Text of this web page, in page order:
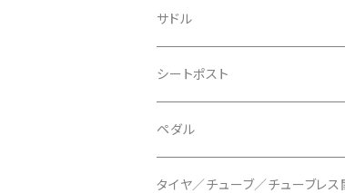
BLACKBURN/ブラックバーン
BLB/ビーエルビー
BLUEGRASS/ブルーグラス
BONTRAGER/ボントレガー
ケーブル類
チェーンガイド／キャッチャー
チェーンリング
ディスクブレーキ
バーテープ
グリップカラー / バーエンドキャ
サドル
シートポスト
ドロッパーポスト
シートクランプ
ペダル
ビンディングペダル
タイヤ／チューブ／チューブレス